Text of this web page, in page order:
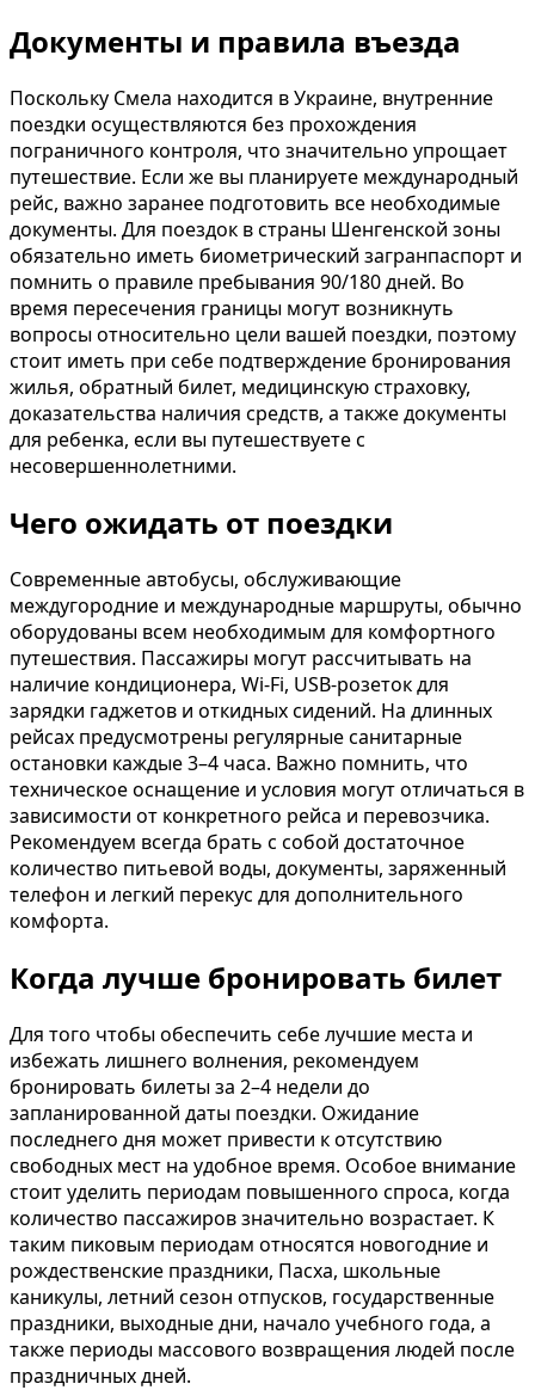
Документы и правила въезда
Поскольку Смела находится в Украине, внутренние
поездки осуществляются без прохождения
пограничного контроля, что значительно упрощает
путешествие. Если же вы планируете международный
рейс, важно заранее подготовить все необходимые
документы. Для поездок в страны Шенгенской зоны
обязательно иметь биометрический загранпаспорт и
помнить о правиле пребывания 90/180 дней. Во
время пересечения границы могут возникнуть
вопросы относительно цели вашей поездки, поэтому
стоит иметь при себе подтверждение бронирования
жилья, обратный билет, медицинскую страховку,
доказательства наличия средств, а также документы
для ребенка, если вы путешествуете с
несовершеннолетними.
Чего ожидать от поездки
Современные автобусы, обслуживающие
междугородние и международные маршруты, обычно
оборудованы всем необходимым для комфортного
путешествия. Пассажиры могут рассчитывать на
наличие кондиционера, Wi-Fi, USB-розеток для
зарядки гаджетов и откидных сидений. На длинных
рейсах предусмотрены регулярные санитарные
остановки каждые 3–4 часа. Важно помнить, что
техническое оснащение и условия могут отличаться в
зависимости от конкретного рейса и перевозчика.
Рекомендуем всегда брать с собой достаточное
количество питьевой воды, документы, заряженный
телефон и легкий перекус для дополнительного
комфорта.
Когда лучше бронировать билет
Для того чтобы обеспечить себе лучшие места и
избежать лишнего волнения, рекомендуем
бронировать билеты за 2–4 недели до
запланированной даты поездки. Ожидание
последнего дня может привести к отсутствию
свободных мест на удобное время. Особое внимание
стоит уделить периодам повышенного спроса, когда
количество пассажиров значительно возрастает. К
таким пиковым периодам относятся новогодние и
рождественские праздники, Пасха, школьные
каникулы, летний сезон отпусков, государственные
праздники, выходные дни, начало учебного года, а
также периоды массового возвращения людей после
праздничных дней.